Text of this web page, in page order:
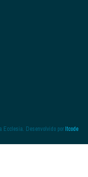
Desenvolvido porItcode